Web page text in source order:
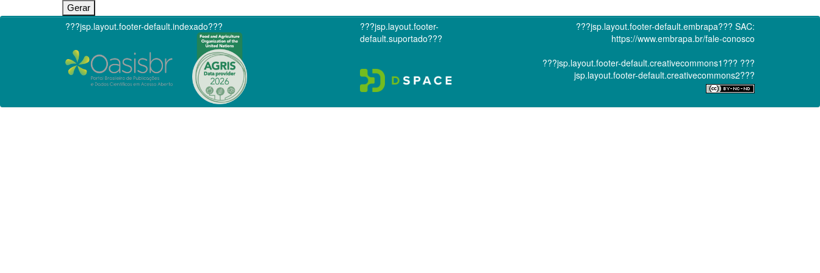
???jsp.layout.footer-default.indexado???
???jsp.layout.footer-
default.suportado???
???jsp.layout.footer-default.embrapa??? SAC:
https://www.embrapa.br/fale-conosco
???jsp.layout.footer-default.creativecommons1??? ???
jsp.layout.footer-default.creativecommons2???